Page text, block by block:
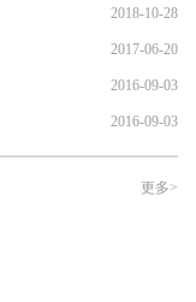
2018-10-28
2017-06-20
2016-09-03
2016-09-03
更多>